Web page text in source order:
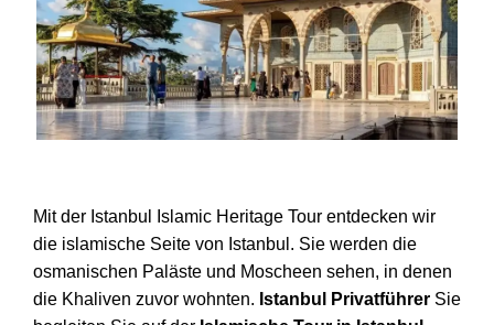
Mit der Istanbul Islamic Heritage Tour entdecken wir
die islamische Seite von Istanbul. Sie werden die
osmanischen Paläste und Moscheen sehen, in denen
die Khaliven zuvor wohnten. Istanbul Privatführer Sie